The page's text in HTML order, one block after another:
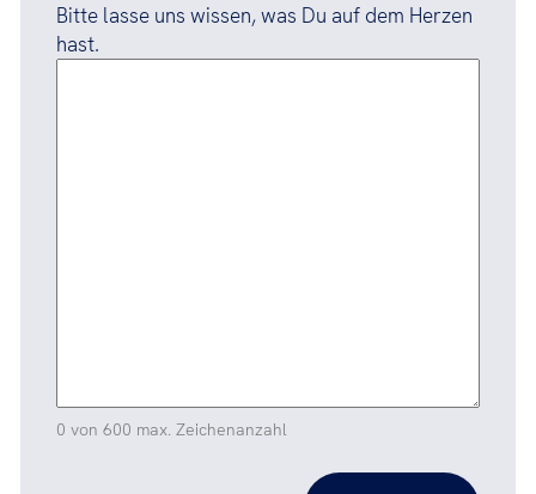
Bitte lasse uns wissen, was Du auf dem Herzen
hast.
0 von 600 max. Zeichenanzahl